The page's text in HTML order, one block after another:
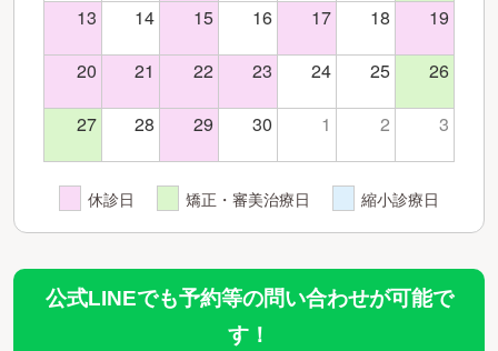
13 14 15 16 17 18 19
20 21 22 23 24 25 26
27 28 29 30 1 2 3
休診日 矯正・審美治療日 縮小診療日
公式LINEでも予約等の問い合わせが可能で
す！